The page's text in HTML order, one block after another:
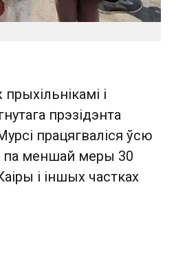
і
прэзідэнта
працягваліся ўсю
па меншай меры 30
і іншых частках